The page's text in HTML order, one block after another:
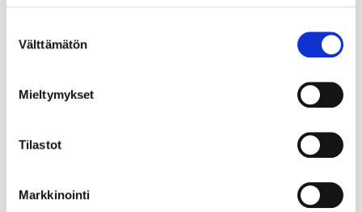
valinta
Välttämätön
Mieltymykset
Tilastot
Markkinointi